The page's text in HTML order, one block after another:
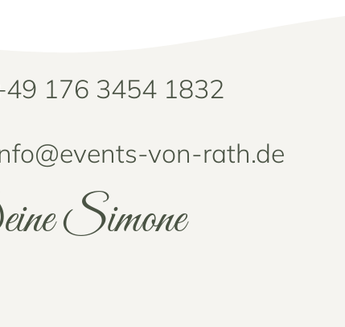
176 3454 1832
von-rath.de
Simone